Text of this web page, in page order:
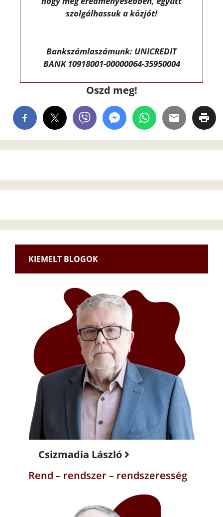
szolgálhassuk a közjót!
Bankszámlaszámunk: UNICREDIT
BANK 10918001-00000064-35950004
Oszd meg!
KIEMELT BLOGOK
Csizmadia László
Rend – rendszer – rendszeresség